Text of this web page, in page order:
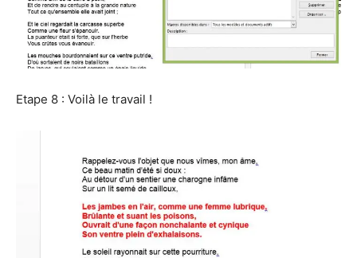
Etape 8 : Voilà le travail !